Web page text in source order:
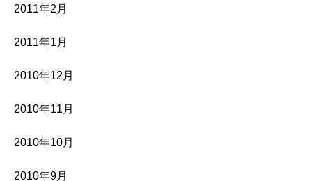
2011年2月
2011年1月
2010年12月
2010年11月
2010年10月
2010年9月